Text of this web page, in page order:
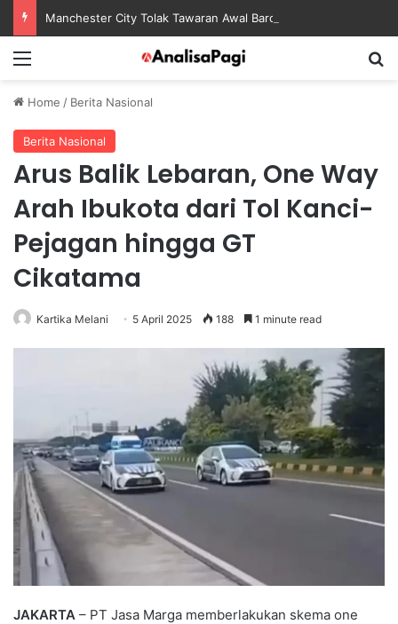
Home / Berita Nasional
Berita Nasional
Arus Balik Lebaran, One Way
Arah Ibukota dari Tol Kanci-
Pejagan hingga GT
Cikatama
Kartika Melani 5 April 2025 188 1 minute read
JAKARTA – PT Jasa Marga memberlakukan skema one